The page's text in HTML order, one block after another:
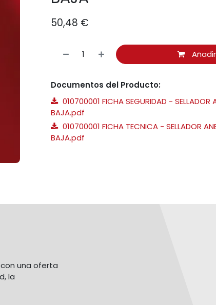
50,48 €
Documentos del Producto:
010700001 FICHA SEGURIDAD - SELLADOR
BAJA.pdf
010700001 FICHA TECNICA - SELLADOR
BAJA.pdf
una oferta
la